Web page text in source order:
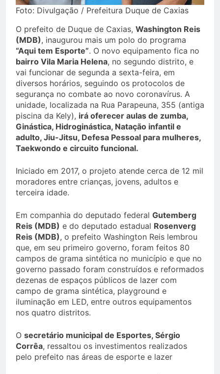
Foto: Divulgação / Prefeitura Duque de Caxias
O prefeito de Duque de Caxias, Washington Reis
(MDB), inaugurou mais um polo do programa
“Aqui tem Esporte”. O novo equipamento fica no
bairro Vila Maria Helena, no segundo distrito, e
vai funcionar de segunda a sexta-feira, em
diversos horários, seguindo os protocolos de
segurança no combate ao novo coronavírus. A
unidade, localizada na Rua Parapeuna, 355 (antiga
piscina da Kely), irá oferecer aulas de zumba,
Ginástica, Hidroginástica, Natação infantil e
adulto, Jiu-Jitsu, Defesa Pessoal para mulheres,
Taekwondo e circuito funcional.
Iniciado em 2017, o projeto atende cerca de 12 mil
moradores entre crianças, jovens, adultos e
terceira idade.
Em companhia do deputado federal Gutemberg
Reis (MDB) e do deputado estadual Rosenverg
Reis (MDB), o prefeito Washington Reis lembrou
que, em seu primeiro governo, foram feitos 80
campos de grama sintética no município e que no
governo passado foram construídos e reformados
dezenas de espaços públicos de lazer com
campo de grama sintética, playground e
iluminação em LED, entre outros equipamentos
nos quatro distritos.
O secretário municipal de Esportes, Sérgio
Corrêa, ressaltou os investimentos realizados
pelo prefeito nas áreas de esporte e lazer